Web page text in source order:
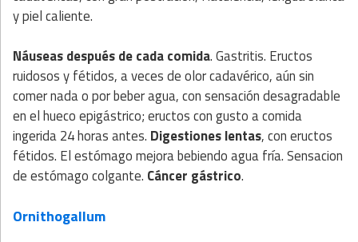
y piel caliente.
Náuseas después de cada comida. Gastritis. Eructos
ruidosos y fétidos, a veces de olor cadavérico, aún sin
comer nada o por beber agua, con sensación desagradable
en el hueco epigástrico; eructos con gusto a comida
ingerida 24 horas antes. Digestiones lentas, con eructos
fétidos. El estómago mejora bebiendo agua fría. Sensacion
de estómago colgante. Cáncer gástrico.
Ornithogallum